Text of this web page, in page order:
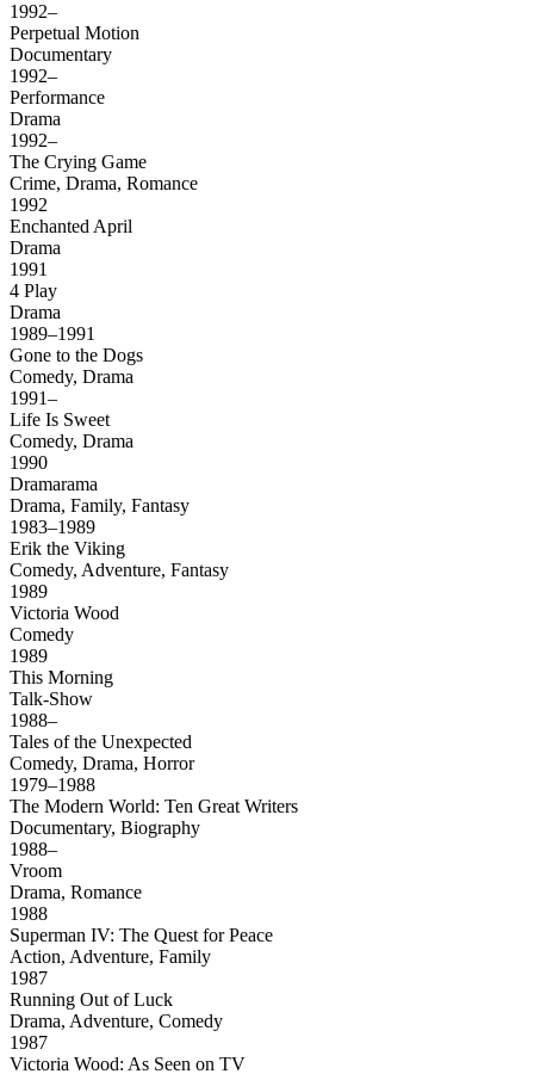
1992–
Perpetual Motion
Documentary
1992–
Performance
Drama
1992–
The Crying Game
Crime, Drama, Romance
1992
Enchanted April
Drama
1991
4 Play
Drama
1989–1991
Gone to the Dogs
Comedy, Drama
1991–
Life Is Sweet
Comedy, Drama
1990
Dramarama
Drama, Family, Fantasy
1983–1989
Erik the Viking
Comedy, Adventure, Fantasy
1989
Victoria Wood
Comedy
1989
This Morning
Talk-Show
1988–
Tales of the Unexpected
Comedy, Drama, Horror
1979–1988
The Modern World: Ten Great Writers
Documentary, Biography
1988–
Vroom
Drama, Romance
1988
Superman IV: The Quest for Peace
Action, Adventure, Family
1987
Running Out of Luck
Drama, Adventure, Comedy
1987
Victoria Wood: As Seen on TV